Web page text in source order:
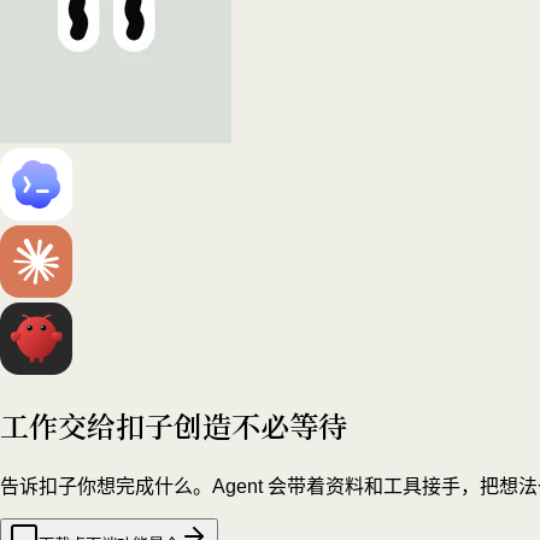
工作交给扣子创造不必等待
告诉扣子你想完成什么。Agent 会带着资料和工具接手，把想法